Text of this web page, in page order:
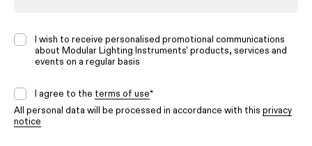
I wish to receive personalised promotional communications
about Modular Lighting Instruments' products, services and
events on a regular basis
I agree to the terms of use*
All personal data will be processed in accordance with this privacy
notice